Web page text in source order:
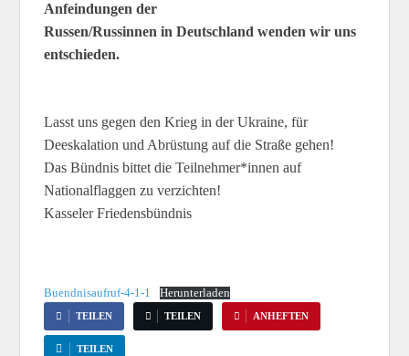
Anfeindungen der
Russen/Russinnen in Deutschland wenden wir uns
entschieden.
Lasst uns gegen den Krieg in der Ukraine, für
Deeskalation und Abrüstung auf die Straße gehen!
Das Bündnis bittet die Teilnehmer*innen auf
Nationalflaggen zu verzichten!
Kasseler Friedensbündnis
Buendnisaufruf-4-1-1 Herunterladen
TEILEN TEILEN ANHEFTEN
TEILEN